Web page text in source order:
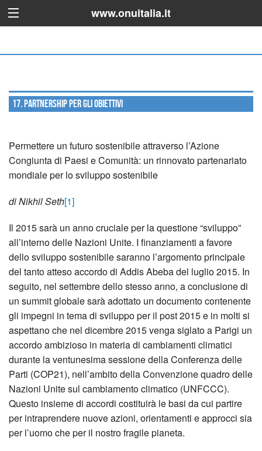
www.onuitalia.it
17. Partnership per gli Obiettivi
Permettere un futuro sostenibile attraverso l’Azione
Congiunta di Paesi e Comunità: un rinnovato partenariato
mondiale per lo sviluppo sostenibile
di Nikhil Seth[1]
Il 2015 sarà un anno cruciale per la questione “sviluppo”
all’interno delle Nazioni Unite. I finanziamenti a favore
dello sviluppo sostenibile saranno l’argomento principale
del tanto atteso accordo di Addis Abeba del luglio 2015. In
seguito, nel settembre dello stesso anno, a conclusione di
un summit globale sarà adottato un documento contenente
gli impegni in tema di sviluppo per il post 2015 e in molti si
aspettano che nel dicembre 2015 venga siglato a Parigi un
accordo ambizioso in materia di cambiamenti climatici
durante la ventunesima sessione della Conferenza delle
Parti (COP21), nell’ambito della Convenzione quadro delle
Nazioni Unite sul cambiamento climatico (UNFCCC).
Questo insieme di accordi costituirà le basi da cui partire
per intraprendere nuove azioni, orientamenti e approcci sia
per l’uomo che per il nostro fragile pianeta.